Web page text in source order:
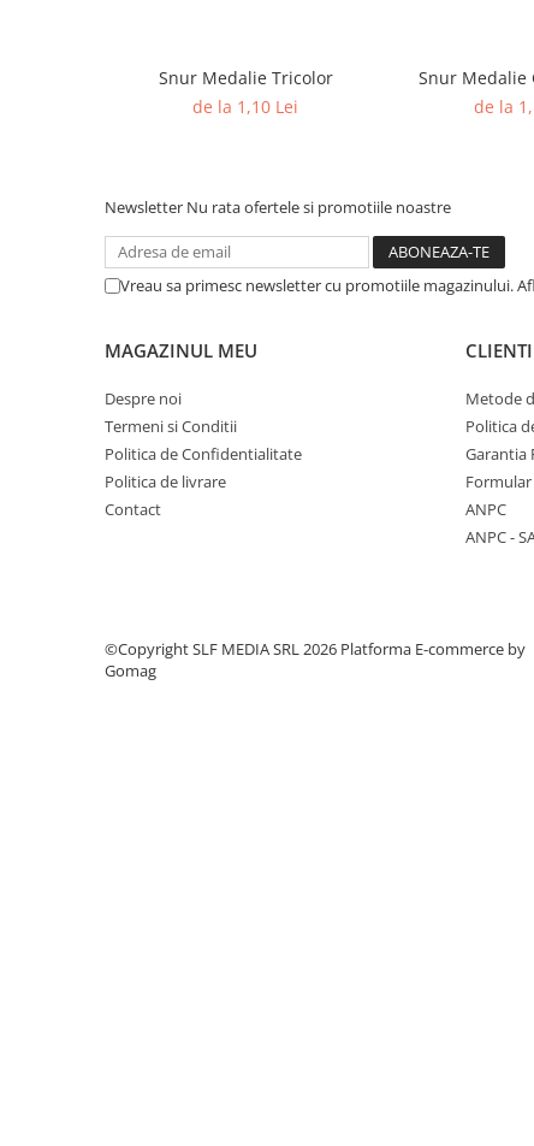
Cupe Outlet
Trofee Outlet
Figurine Outlet
Personalizari
Produse Personalizate
Trofee Personalizate
Snur Medalie Tricolor
de la 1,10 Lei
Snur Medalie
de la
Newsletter Nu rata ofertele si promotiile noastre
Vreau sa primesc newsletter cu promotiile magazinului.
MAGAZINUL MEU
Despre noi
Termeni si Conditii
Politica de Confidentialitate
Politica de livrare
Contact
CLIENTI
Metode
Politica
Garantia
ANPC
ANPC -
©Copyright SLF MEDIA SRL 2026 Platforma E-commerce by
Gomag